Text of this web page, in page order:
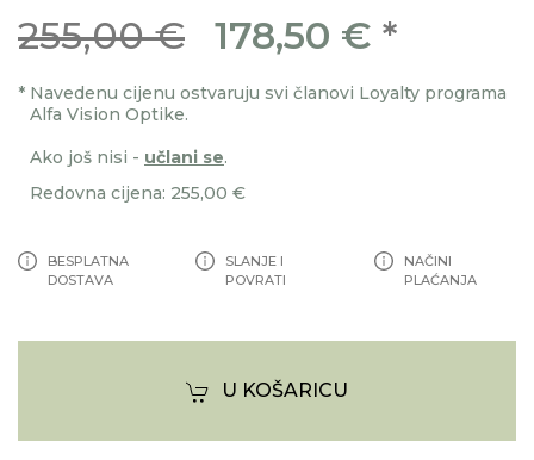
255,00 € 178,50 € *
* Navedenu cijenu ostvaruju svi članovi Loyalty programa
Alfa Vision Optike.
Ako još nisi - učlani se.
Redovna cijena: 255,00 €
BESPLATNA
DOSTAVA
SLANJE I
POVRATI
NAČINI
PLAĆANJA
U KOŠARICU